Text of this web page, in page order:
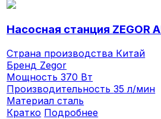
Насосная станция ZEGOR
Страна производства Китай
Бренд Zegor
Мощность370 Вт
Производительность35 л/мин
Материалсталь
Кратко Подробнее